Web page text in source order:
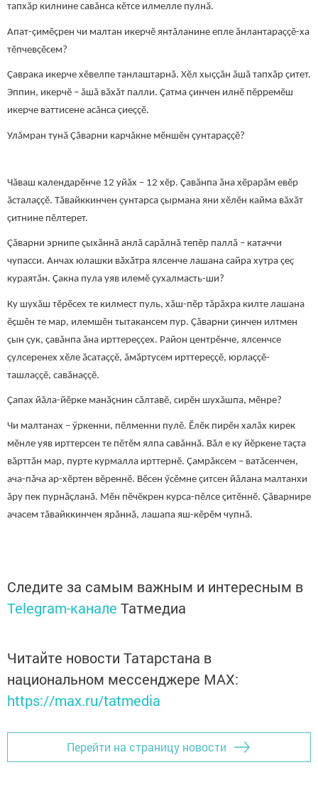
тапхăр килнине савăнса кĕтсе илмелле пулнă.
Апат-çимĕçрен чи малтан икерчĕ янтăланине епле ăнлантараççĕ-ха
тĕпчевçĕсем?
Çаврака икерче хĕвелпе танлаштарнă. Хĕл хыççăн ăшă тапхăр çитет.
Эппин, икерчĕ – ăшă вăхăт палли. Çатма çинчен илнĕ пĕрремĕш
икерче ваттисене асăнса çиеççĕ.
Улăмран тунă Çăварни карчăкне мĕншĕн çунтараççĕ?
Чăваш календарĕнче 12 уйăх – 12 хĕр. Çавăнпа ăна хĕрарăм евĕр
ăсталаççĕ. Тăвайккинчен çунтарса çырмана яни хĕлĕн кайма вăхăт
çитнине пĕлтерет.
Çăварни эрнипе çыхăннă анлă сарăлнă тепĕр паллă – катаччи
чупасси. Анчах юлашки вăхăтра ялсенче лашана сайра хутра çеç
кураятăн. Çакна пула уяв илемĕ çухалмасть-ши?
Ку шухăш тӗрӗсех те килмест пуль, хăш-пĕр тăрăхра килте лашана
ĕçшĕн те мар, илемшĕн тытакансем пур. Çăварни çинчен илтмен
çын çук, çавăнпа ăна ирттереççех. Район центрĕнче, ялсенчсе
çулсеренех хĕле ăсатаççĕ, ăмăртусем ирттереççĕ, юрлаççĕ-
ташлаççĕ, савăнаççĕ.
Çапах йăла-йĕрке манăçнин сăлтавĕ, сирĕн шухăшпа, мĕнре?
Чи малтанах – ӳркенни, пĕлменни пулĕ. Ĕлĕк пирĕн халăх кирек
мĕнле уяв ирттерсен те пĕтĕм ялпа савăннă. Вăл е ку йĕркене таçта
вăрттăн мар, пурте курмалла ирттернĕ. Çамрăксем – ватăсенчен,
ача-пăча ар-хĕртен вĕреннĕ. Вĕсен ӳсĕмне çитсен йăлана малтанхи
ăру пек пурнăçланă. Мĕн пĕчĕкрен курса-пĕлсе çитĕннĕ. Çăварнире
ачасем тăвайккинчен ярăннă, лашапа яш-кĕрĕм чупнă.
Следите за самым важным и интересным в
Telegram-канале Татмедиа
Читайте новости Татарстана в
национальном мессенджере MАХ:
https://max.ru/tatmedia
Перейти на страницу новости